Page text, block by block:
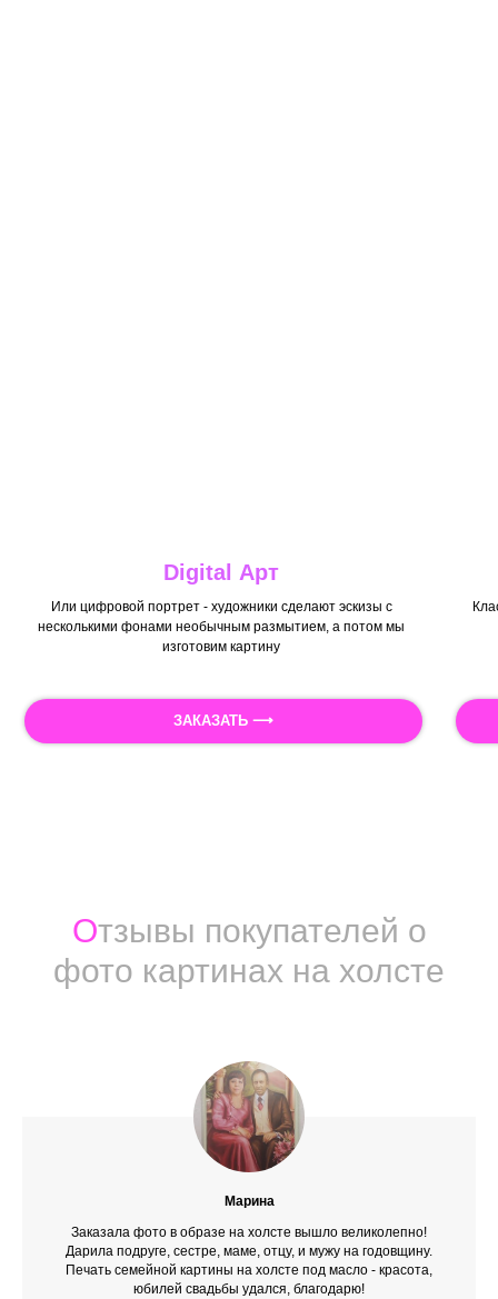
Digital Арт
Или цифровой портрет - художники сделают эскизы с
несколькими фонами необычным размытием, а потом мы
изготовим картину
ЗАКАЗАТЬ ⟶
Отзывы покупателей о
фото картинах на холсте
Марина
Заказала фото в образе на холсте вышло великолепно!
Дарила подруге, сестре, маме, отцу, и мужу на годовщину.
Печать семейной картины на холсте под масло - красота,
юбилей свадьбы удался, благодарю!